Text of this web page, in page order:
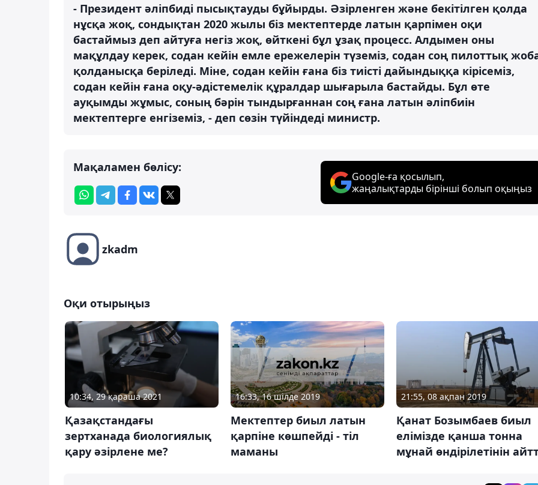
- Президент әліпбиді пысықтауды бұйырды. Әзірленген және бекітілген қолда
нұсқа жоқ, сондықтан 2020 жылы біз мектептерде латын қарпімен оқи
бастаймыз деп айтуға негіз жоқ, өйткені бұл ұзақ процесс. Алдымен оны
мақұлдау керек, содан кейін емле ережелерін түземіз, содан соң пилоттық
қолданысқа беріледі. Міне, содан кейін ғана біз тиісті дайындыққа кірісеміз,
содан кейін ғана оқу-әдістемелік құралдар шығарыла бастайды. Бұл өте
ауқымды жұмыс, соның бәрін тындырғаннан соң ғана латын әліпбиін
мектептерге енгіземіз, - деп сөзін түйіндеді министр.
Мақаламен бөлісу:
Google-ға қосылып,
жаңалықтарды бірінші болып оқыңыз
zkadm
Оқи отырыңыз
10:34, 29 қараша 2021
Қазақстандағы
зертханада биологиялық
қару әзірлене ме?
16:33, 16 шілде 2019
Мектептер биыл латын
қарпіне көшпейді - тіл
маманы
21:55, 08 ақпан 2019
Қанат Бозымбаев биыл
елімізде қанша тонна
мұнай өндірілетінін